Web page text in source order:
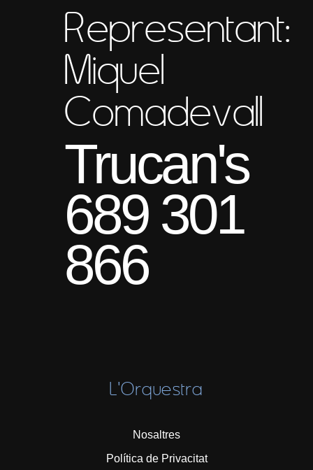
Representant:
Miquel
Comadevall
Trucan's
689 301
866
L'Orquestra
Nosaltres
Política de Privacitat